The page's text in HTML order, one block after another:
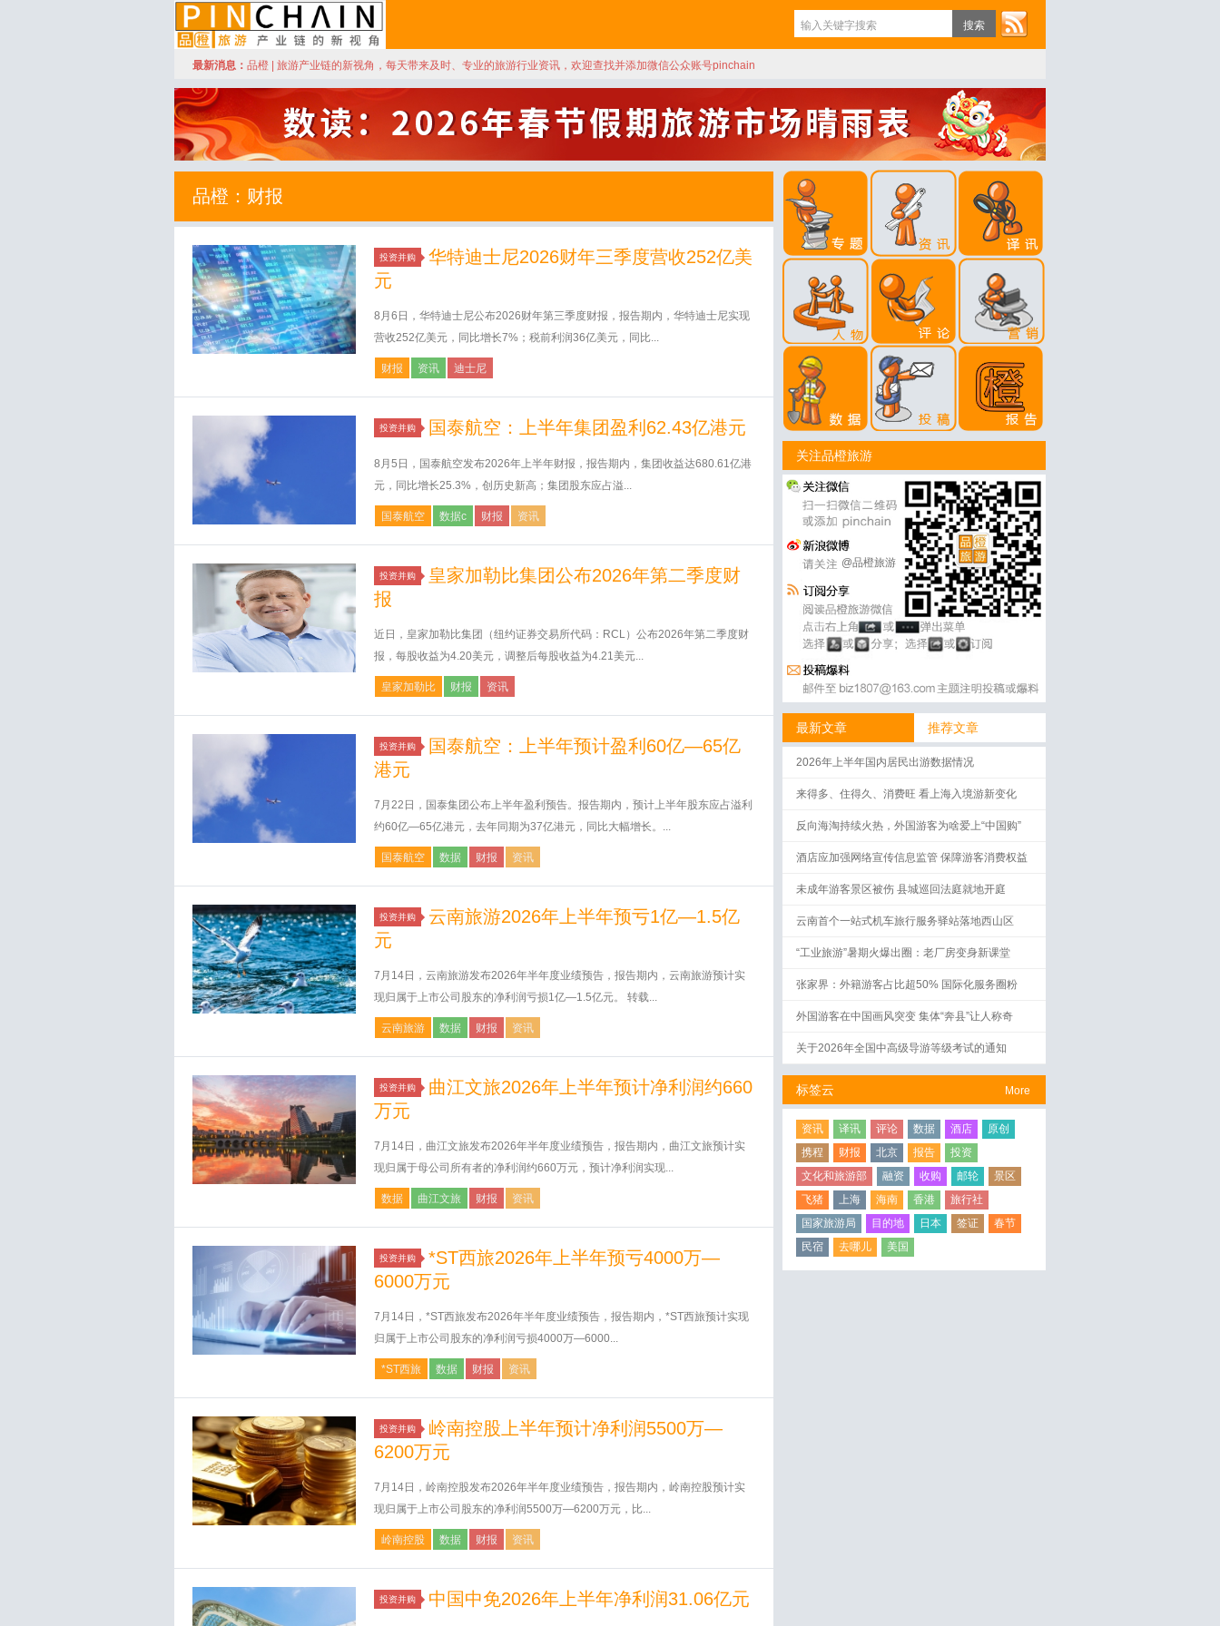
品橙旅游
最新消息： 品橙 | 旅游产业链的新视角，每天带来及时、专业的旅游行业资讯，欢迎查找并添加微信公众账号pinchain
品橙：财报
投资并购
华特迪士尼2026财年三季度营收252亿美
元
8月6日，华特迪士尼公布2026财年第三季度财报，报告期内，华特迪士尼实现
营收252亿美元，同比增长7%；税前利润36亿美元，同比...
财报 资讯 迪士尼
投资并购 国泰航空：上半年集团盈利62.43亿港元
8月5日，国泰航空发布2026年上半年财报，报告期内，集团收益达680.61亿港
元，同比增长25.3%，创历史新高；集团股东应占溢...
国泰航空 数据c 财报 资讯
投资并购
皇家加勒比集团公布2026年第二季度财
报
近日，皇家加勒比集团（纽约证券交易所代码：RCL）公布2026年第二季度财
报，每股收益为4.20美元，调整后每股收益为4.21美元...
皇家加勒比 财报 资讯
投资并购
国泰航空：上半年预计盈利60亿—65亿
港元
7月22日，国泰集团公布上半年盈利预告。报告期内，预计上半年股东应占溢利
约60亿—65亿港元，去年同期为37亿港元，同比大幅增长。...
国泰航空 数据 财报 资讯
投资并购
云南旅游2026年上半年预亏1亿—1.5亿
元
7月14日，云南旅游发布2026年半年度业绩预告，报告期内，云南旅游预计实
现归属于上市公司股东的净利润亏损1亿—1.5亿元。 转载...
云南旅游 数据 财报 资讯
投资并购
曲江文旅2026年上半年预计净利润约660
万元
7月14日，曲江文旅发布2026年半年度业绩预告，报告期内，曲江文旅预计实
现归属于母公司所有者的净利润约660万元，预计净利润实现...
数据 曲江文旅 财报 资讯
投资并购
*ST西旅2026年上半年预亏4000万—
6000万元
7月14日，*ST西旅发布2026年半年度业绩预告，报告期内，*ST西旅预计实现
归属于上市公司股东的净利润亏损4000万—6000...
*ST西旅 数据 财报 资讯
投资并购
岭南控股上半年预计净利润5500万—
6200万元
7月14日，岭南控股发布2026年半年度业绩预告，报告期内，岭南控股预计实
现归属于上市公司股东的净利润5500万—6200万元，比...
岭南控股 数据 财报 资讯
投资并购 中国中免2026年上半年净利润31.06亿元
关注品橙旅游
@品橙旅游
最新文章 推荐文章
2026年上半年国内居民出游数据情况
来得多、住得久、消费旺 看上海入境游新变化
反向海淘持续火热，外国游客为啥爱上“中国购”
酒店应加强网络宣传信息监管 保障游客消费权益
未成年游客景区被伤 县城巡回法庭就地开庭
云南首个一站式机车旅行服务驿站落地西山区
“工业旅游”暑期火爆出圈：老厂房变身新课堂
张家界：外籍游客占比超50% 国际化服务圈粉
外国游客在中国画风突变 集体“奔县”让人称奇
关于2026年全国中高级导游等级考试的通知
More
标签云
资讯 译讯 评论 数据 酒店
原创
携程
财报 北京 报告
投资
文化和旅游部
融资 收购 邮轮
景区
飞猪
上海 海南 香港
旅行社
国家旅游局
目的地 日本 签证
春节
民宿
去哪儿 美国